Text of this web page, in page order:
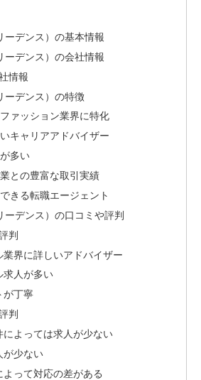
ーデンス）の基本情報
ーデンス）の会社情報
情報
ーデンス）の特徴
ァッション業界に特化
キャリアアドバイザー
多い
との豊富な取引実績
きる転職エージェント
ーデンス）の口コミや評判
判
界に詳しいアドバイザー
人が多い
丁寧
判
よっては求人が少ない
少ない
って対応の差がある